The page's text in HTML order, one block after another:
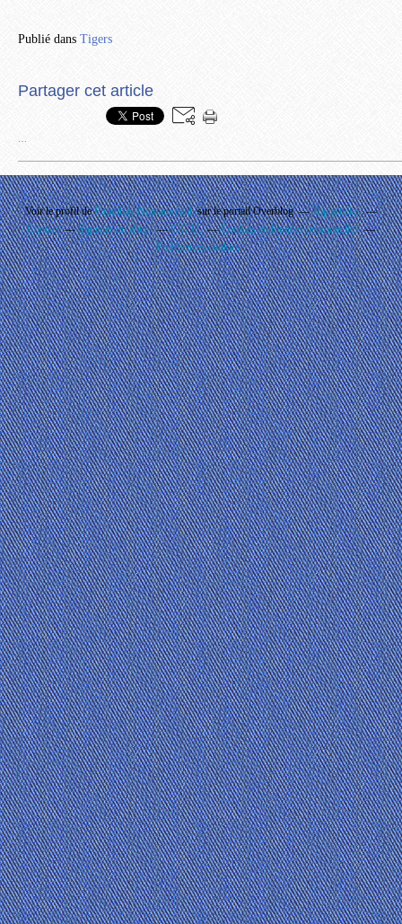
Publié dans Tigers
Partager cet article
…
Voir le profil dePhouthay Nontanovanhsur le portail Overblog
Top articles
Contact
Signaler un abus C.G.U.
Cookies et données personnelles
Préférences cookies